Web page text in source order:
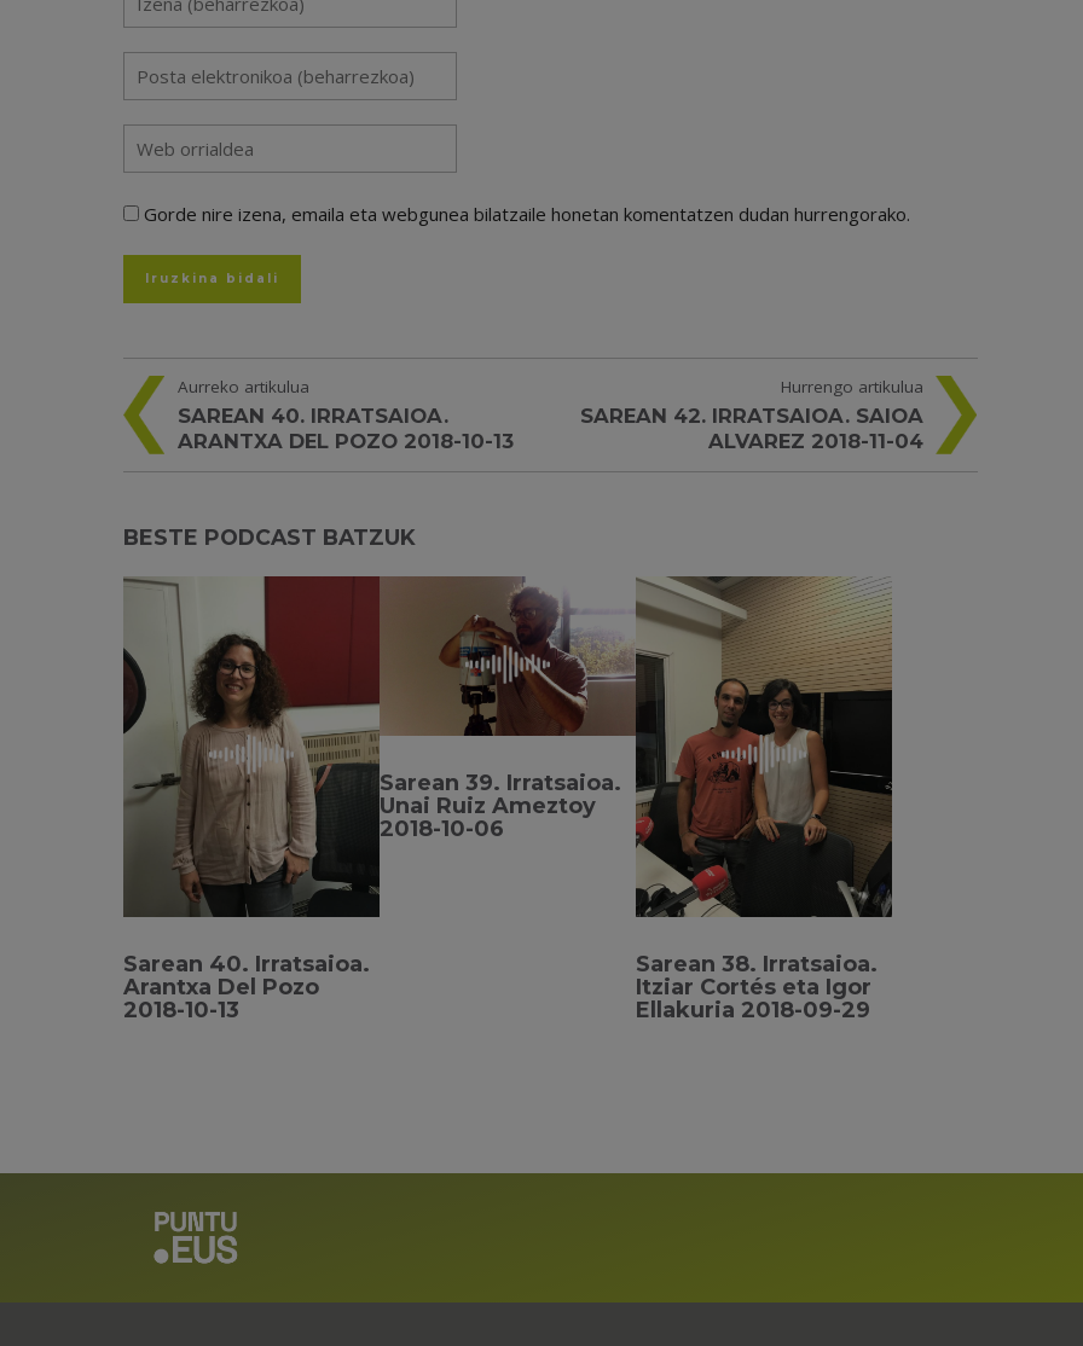
Gorde nire izena, emaila eta webgunea bilatzaile honetan komentatzen dudan hurrengorako.
Aurreko artikulua
SAREAN 40. IRRATSAIOA.
ARANTXA DEL POZO 2018-10-13
Hurrengo artikulua
SAREAN 42. IRRATSAIOA. SAIOA
ALVAREZ 2018-11-04
BESTE PODCAST BATZUK
Sarean 40. Irratsaioa.
Arantxa Del Pozo
2018-10-13
Sarean 39. Irratsaioa.
Unai Ruiz Ameztoy
2018-10-06
Sarean 38. Irratsaioa.
Itziar Cortés eta Igor
Ellakuria 2018-09-29